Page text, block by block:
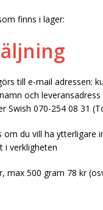
finns i lager:
till e-mail adressen:
och leveransadress
Swish 070-254 08 31
om du vill ha
i verkligheten
max 500 gram 78 kr